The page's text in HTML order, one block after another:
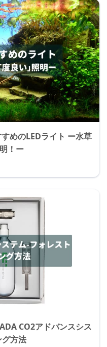
めのLEDライト ー水草
！ー
CO2アドバンスシス
方法